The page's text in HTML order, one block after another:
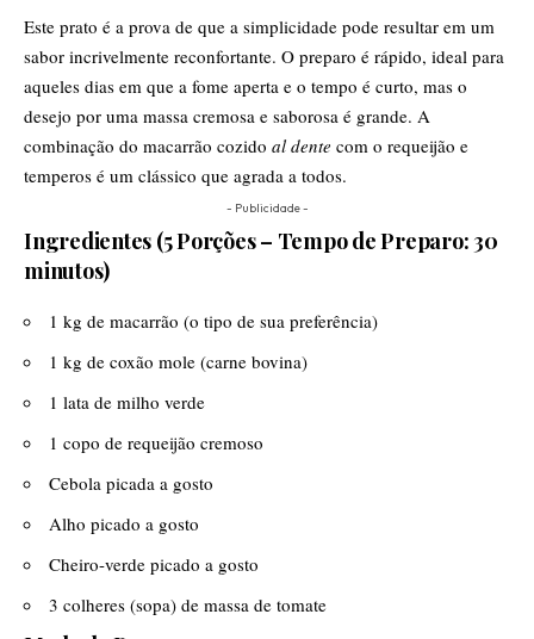
Este prato é a prova de que a simplicidade pode resultar em um
sabor incrivelmente reconfortante. O preparo é rápido, ideal para
aqueles dias em que a fome aperta e o tempo é curto, mas o
desejo por uma massa cremosa e saborosa é grande. A
combinação do macarrão cozido al dente com o requeijão e
temperos é um clássico que agrada a todos.
- Publicidade -
​Ingredientes (5 Porções – Tempo de Preparo: 30
minutos)
​1 kg de macarrão (o tipo de sua preferência)
​1 kg de coxão mole (carne bovina)
​1 lata de milho verde
​1 copo de requeijão cremoso
​Cebola picada a gosto
​Alho picado a gosto
​Cheiro-verde picado a gosto
​3 colheres (sopa) de massa de tomate